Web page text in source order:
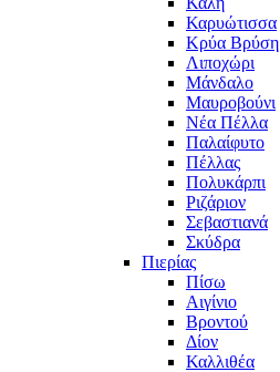
Καρυώτισσα
Κρύα Βρύση
Λιποχώρι
Μάνδαλο
Μαυροβούνι
Νέα Πέλλα
Παλαίφυτο
Πέλλας
Πολυκάρπι
Ριζάριον
Σεβαστιανά
Σκύδρα
Πιερίας
Πίσω
Αιγίνιο
Βροντού
Δίον
Καλλιθέα